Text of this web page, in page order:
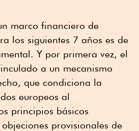
marco financiero de
los siguientes 7 años es de
Y por primera vez, el
a un mecanismo
que condiciona la
europeos al
principios básicos
provisionales de